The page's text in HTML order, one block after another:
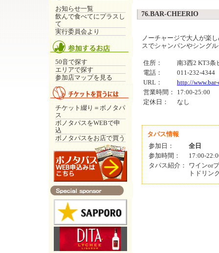
お知らせ一覧
飲んで食べてにプラスし
て
実行委員会より
50音で探す
エリアで探す
参加店マップを見る
チケット綴り＝ボノタパ
ス
ボノタパスをWEBで申
込
ボノタパスをお店で買う
76.BAR-CHEERIO
ノーチャージで大人が楽
スでシャンパンやシング
住所：
南3西2 KT3条
電話：
011-232-4344
URL：
http://
営業時間：
17:00-25:00
定休日：
なし
タパス情報
参加日：
全日
参加時間：
17:00-
タパス紹介：
ワインor
トドリン